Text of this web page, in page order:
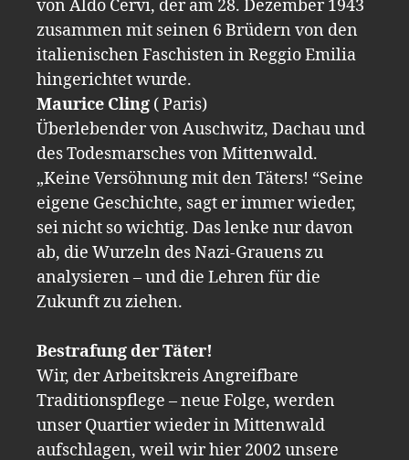
von Aldo Cervi, der am 28. Dezember 1943
zusammen mit seinen 6 Brüdern von den
italienischen Faschisten in Reggio Emilia
hingerichtet wurde.
Maurice Cling ( Paris)
Überlebender von Auschwitz, Dachau und
des Todesmarsches von Mittenwald.
„Keine Versöhnung mit den Täters! “Seine
eigene Geschichte, sagt er immer wieder,
sei nicht so wichtig. Das lenke nur davon
ab, die Wurzeln des Nazi-Grauens zu
analysieren – und die Lehren für die
Zukunft zu ziehen.
Bestrafung der Täter!
Wir, der Arbeitskreis Angreifbare
Traditionspflege – neue Folge, werden
unser Quartier wieder in Mittenwald
aufschlagen, weil wir hier 2002 unsere